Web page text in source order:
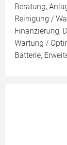
Beratung,
Reinigung /
Finanzierung,
Wartung /
Batterie,